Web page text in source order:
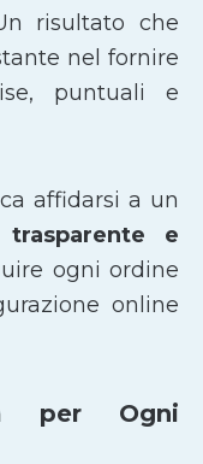
risultato che
nel fornire
puntuali e
affidarsi a un
trasparente e
ogni ordine
online
per Ogni